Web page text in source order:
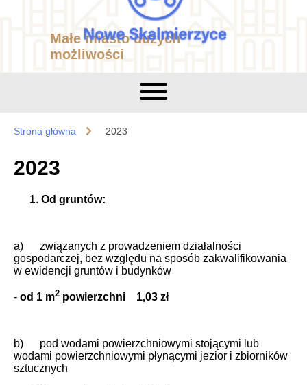
Małe miasto dużych
możliwości
Strona główna 2023
2023
Od gruntów:
a) związanych z prowadzeniem działalności
gospodarczej, bez względu na sposób zakwalifikowania
w ewidencji gruntów i budynków
- od 1 m2 powierzchni 1,03 zł
b) pod wodami powierzchniowymi stojącymi lub
wodami powierzchniowymi płynącymi jezior i zbiorników
sztucznych